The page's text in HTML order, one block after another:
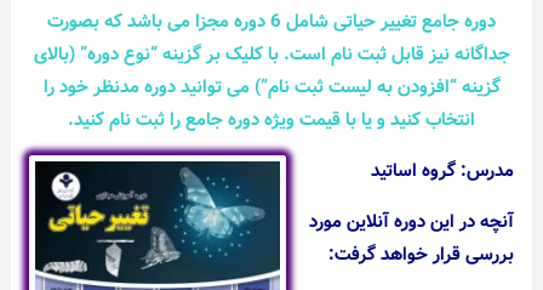
دوره جامع تغییر حیاتی شامل 6 دوره مجزا می باشد که بصورت
جداگانه نیز قابل ثبت نام است. با کلیک بر گزینه “نوع دوره” (بالای
گزینه “افزودن به لیست ثبت نام”) می توانید دوره مدنظر خود را
انتخاب کنید و یا با قیمت ویژه دوره جامع را ثبت نام کنید.
مدرس: گروه اساتید
آنچه در این دوره آنلاین مورد
بررسی قرار خواهد گرفت: